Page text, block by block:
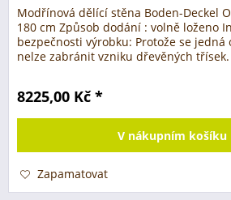
Modřínová dělící stěna Boden-Deckel
180 cm Způsob dodání : volně loženo
bezpečnosti výrobku: Protože se
nelze zabránit vzniku dřevěných
8225,00 Kč *
V nákupním košíku
Zapamatovat